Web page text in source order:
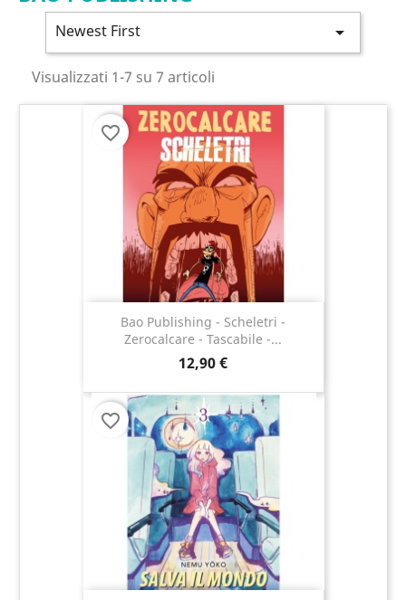
Newest First 
Visualizzati 1-7 su 7 articoli
Bao Publishing - Scheletri -
Zerocalcare - Tascabile -...
12,90 €
favorite_border
favorite_border